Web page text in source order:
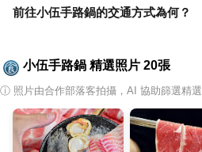
前往小伍手路鍋的交通方式為何？
小伍手路鍋 精選照片 20張
ⓘ 照片由合作部落客拍攝，AI 協助篩選精選